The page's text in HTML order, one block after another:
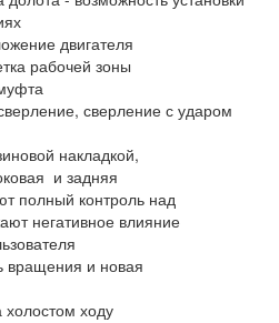
двигателя
рабочей зоны
сверление с ударом
накладкой,
и задняя
полный контроль над
негативное влияние
вращения и новая
ходу